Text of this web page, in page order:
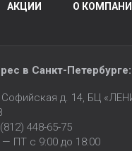
АКЦИИ О
в Санкт-Петербурге:
Софийская д. 14, БЦ
448-65-75
ПТ с 9:00 до 18:00